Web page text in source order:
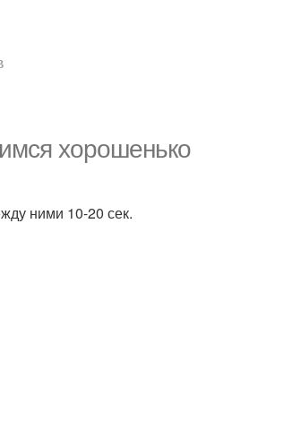
хорошенько
ними 10-20 сек.